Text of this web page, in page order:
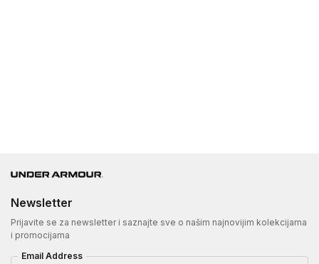
Newsletter
Prijavite se za newsletter i saznajte sve o našim najnovijim kolekcijama
i promocijama
Email Address